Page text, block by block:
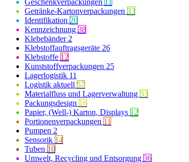
Geschenkverpackungen 11
Getränke-Kartonverpackungen 33
Identifikation 20
Kennzeichnung 38
Klebebänder 2
Klebstoffauftragsgeräte 26
Klebstoffe 12
Kunststoffverpackungen 25
Lagerlogistik 11
Logistik aktuell 57
Materialfluss und Lagerverwaltung 33
Packungsdesign 16
Papier, (Well-) Karton, Displays 12
Portionenverpackungen 11
Pumpen 2
Sensorik 14
Tuben 10
Umwelt, Recycling und Entsorgung 36